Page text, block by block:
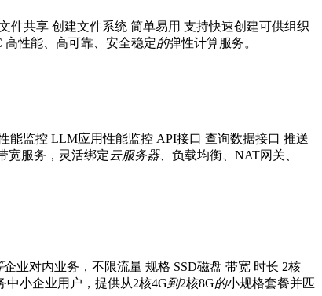
件共享 创建文件系统 简单易用 支持快速创建可供组织
高性能、高可靠、安全稳定的弹性计算服务。
能监控 LLM应用性能监控 API接口 查询数据接口 推送
宽服务，灵活绑定云服务器、负载均衡、NAT网关、
企业对内业务，不限流量 规格 SSD磁盘 带宽 时长 2核
中小企业用户，提供从2核4G到2核8G的小规格套餐并匹